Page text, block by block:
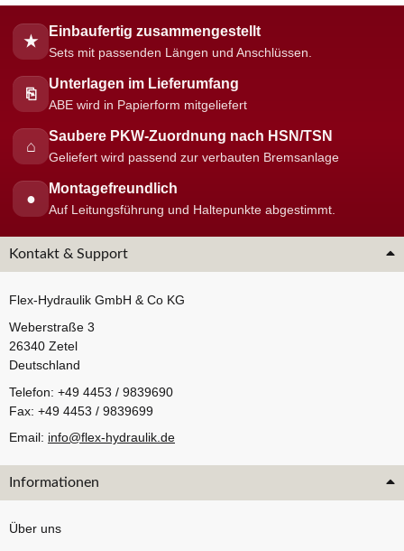
★
Einbaufertig zusammengestellt
Sets mit passenden Längen und Anschlüssen.
⎘
Unterlagen im Lieferumfang
ABE wird in Papierform mitgeliefert
⌂
Saubere PKW-Zuordnung nach HSN/TSN
Geliefert wird passend zur verbauten Bremsanlage
●
Montagefreundlich
Auf Leitungsführung und Haltepunkte abgestimmt.
Kontakt & Support
Flex-Hydraulik GmbH & Co KG
Weberstraße 3
26340 Zetel
Deutschland
Telefon: +49 4453 / 9839690
Fax: +49 4453 / 9839699
Email: info@flex-hydraulik.de
Informationen
Über uns